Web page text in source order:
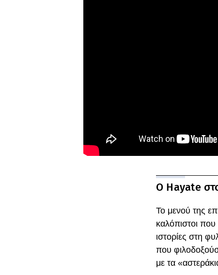
Ο Hayate
Το μενού της
καλόπιστοι
ιστορίες στη
που
με τα